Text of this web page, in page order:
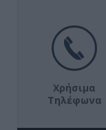
Χρήσιμα
Τηλέφωνα